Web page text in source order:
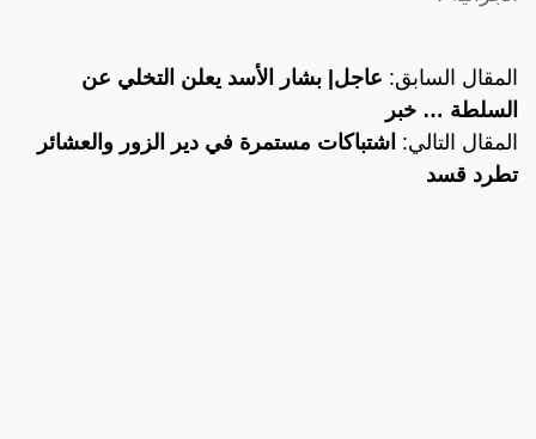
المقال السابق: عاجل| بشار الأسد يعلن التخلي عن
السلطة … خبر
المقال التالي: اشتباكات مستمرة في دير الزور والعشائر
تطرد قسد